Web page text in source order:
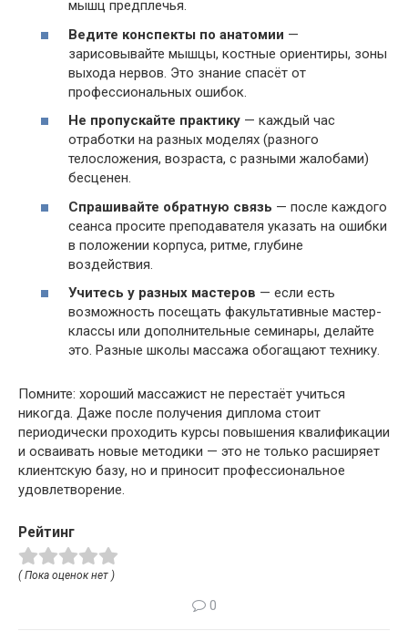
мышц предплечья.
Ведите конспекты по анатомии —
зарисовывайте мышцы, костные ориентиры, зоны
выхода нервов. Это знание спасёт от
профессиональных ошибок.
Не пропускайте практику — каждый час
отработки на разных моделях (разного
телосложения, возраста, с разными жалобами)
бесценен.
Спрашивайте обратную связь — после каждого
сеанса просите преподавателя указать на ошибки
в положении корпуса, ритме, глубине
воздействия.
Учитесь у разных мастеров — если есть
возможность посещать факультативные мастер-
классы или дополнительные семинары, делайте
это. Разные школы массажа обогащают технику.
Помните: хороший массажист не перестаёт учиться
никогда. Даже после получения диплома стоит
периодически проходить курсы повышения квалификации
и осваивать новые методики — это не только расширяет
клиентскую базу, но и приносит профессиональное
удовлетворение.
Рейтинг
( Пока оценок нет )
0